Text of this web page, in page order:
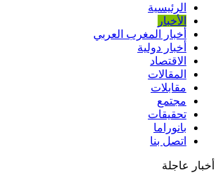
الرئيسية
الأخبار
أخبار المغرب العربي
أخبار دولية
الاقتصاد
المقالات
مقابلات
مجتمع
تحقيقات
بانوراما
اتصل بنا
أخبار عاجلة